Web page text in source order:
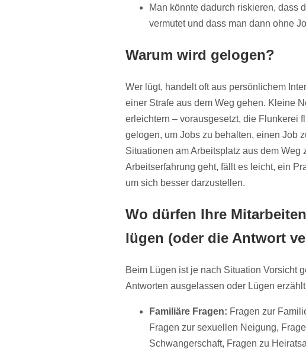
Man könnte dadurch riskieren, dass
vermutet und dass man dann ohne
Warum wird gelogen?
Wer lügt, handelt oft aus persönlichem
einer Strafe aus dem Weg gehen. Kleine
erleichtern – vorausgesetzt, die Flunkerei
gelogen, um Jobs zu behalten, einen Job
Situationen am Arbeitsplatz aus dem Weg
Arbeitserfahrung geht, fällt es leicht, ein
um sich besser darzustellen.
Wo dürfen Ihre
lügen (oder die Antwort
Beim Lügen ist je nach Situation Vorsicht
Antworten ausgelassen oder Lügen
Familiäre Fragen: Fragen zur
Fragen zur sexuellen Neigung,
Schwangerschaft, Fragen zu